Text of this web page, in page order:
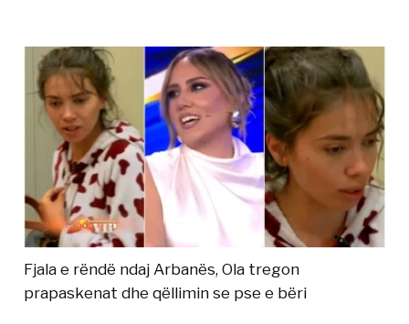
Fjala e rëndë ndaj Arbanës, Ola tregon
prapaskenat dhe qëllimin se pse e bëri